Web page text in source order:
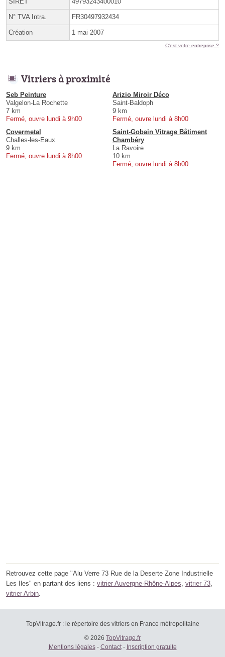
N° TVA Intra. FR30497932434
Création 1 mai 2007
C'est votre entreprise ?
Vitriers à proximité
Seb Peinture
Valgelon-La Rochette
7 km
Fermé, ouvre lundi à 9h00
Arizio Miroir Déco
Saint-Baldoph
9 km
Fermé, ouvre lundi à 8h00
Covermetal
Challes-les-Eaux
9 km
Fermé, ouvre lundi à 8h00
Saint-Gobain Vitrage Bâtiment
Chambéry
La Ravoire
10 km
Fermé, ouvre lundi à 8h00
Retrouvez cette page "Alu Verre 73 Rue de la Deserte Zone Industrielle
Les Iles" en partant des liens : vitrier Auvergne-Rhône-Alpes, vitrier 73,
vitrier Arbin.
TopVitrage.fr : le répertoire des vitriers en France métropolitaine
© 2026 TopVitrage.fr
Mentions légales- Contact- Inscription gratuite